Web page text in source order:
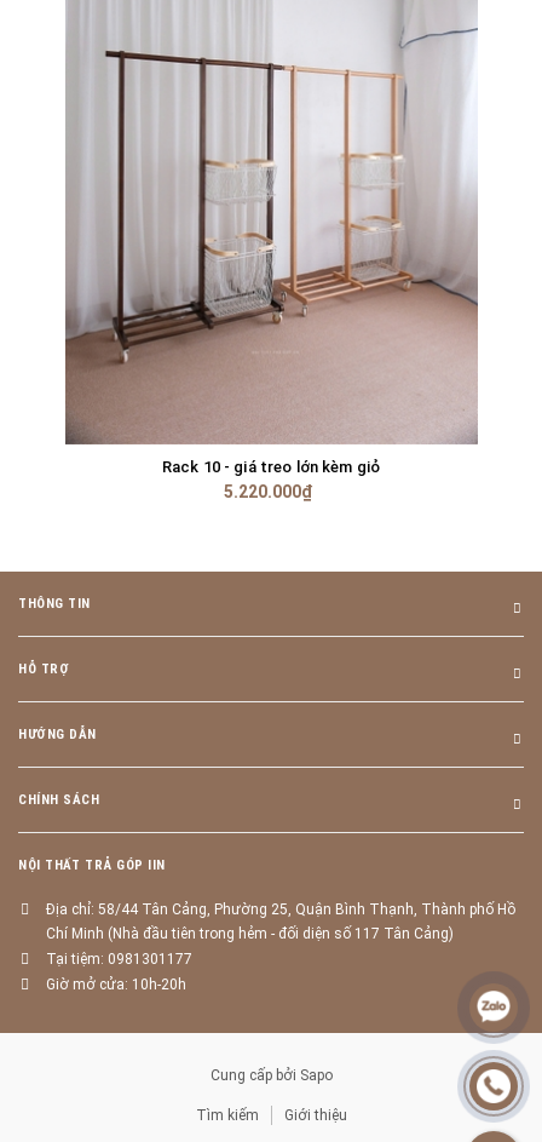
Rack 10 - giá treo lớn kèm giỏ
5.220.000₫
THÔNG TIN
HỖ TRỢ
HƯỚNG DẪN
CHÍNH SÁCH
NỘI THẤT TRẢ GÓP IIN
Địa chỉ: 58/44 Tân Cảng, Phường 25, Quận Bình Thạnh, Thành phố Hồ
Chí Minh (Nhà đầu tiên trong hẻm - đối diện số 117 Tân Cảng)
Tại tiệm: 0981301177
Giờ mở cửa: 10h-20h
Cung cấp bởi Sapo
Tìm kiếm Giới thiệu